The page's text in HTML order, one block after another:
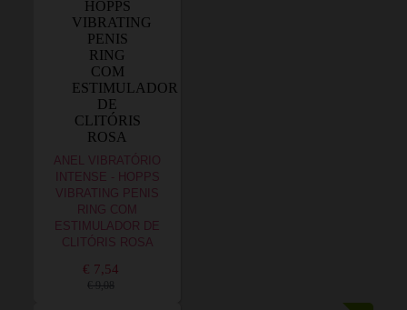
ANEL VIBRATÓRIO
INTENSE - HOPPS
VIBRATING PENIS
RING COM
ESTIMULADOR DE
CLITÓRIS ROSA
€ 7,54
€ 9,08